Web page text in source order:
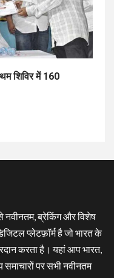
शिविर में 160
ब्रेकिंग और विशेष
प्लेटफ़ॉर्म है जो भारत के
करता है। यहां आप भारत,
पर सभी नवीनतम